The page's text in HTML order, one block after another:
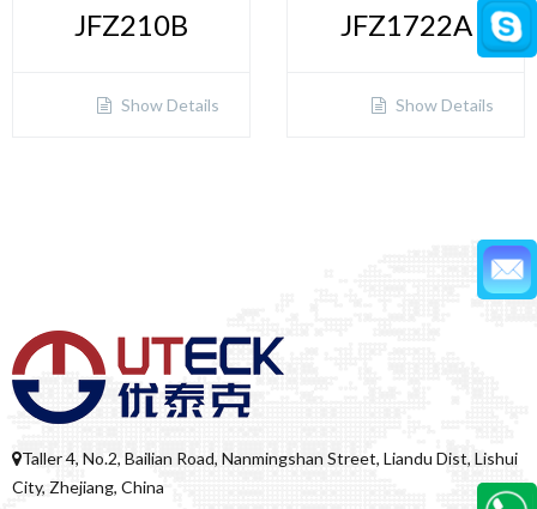
JFZ210B
Show Details
JFZ1722A
Show Details
Taller 4, No.2, Bailian Road, Nanmingshan Street, Liandu Dist, Lishui
City, Zhejiang, China